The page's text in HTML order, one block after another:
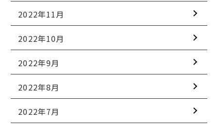
2022年11月
2022年10月
2022年9月
2022年8月
2022年7月